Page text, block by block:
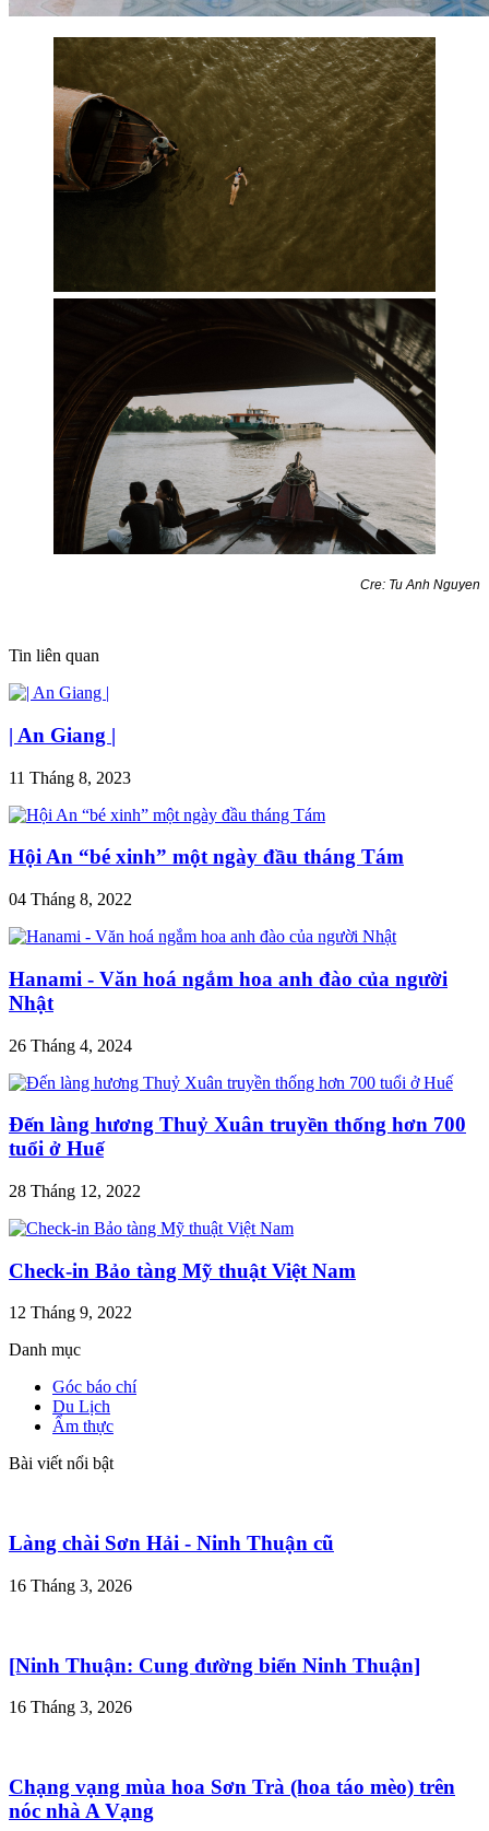
Cre: Tu Anh Nguyen
Tin liên quan
| An Giang |
11 Tháng 8, 2023
Hội An “bé xinh” một ngày đầu tháng Tám
04 Tháng 8, 2022
Hanami - Văn hoá ngắm hoa anh đào của người
Nhật
26 Tháng 4, 2024
Đến làng hương Thuỷ Xuân truyền thống hơn 700
tuổi ở Huế
28 Tháng 12, 2022
Check-in Bảo tàng Mỹ thuật Việt Nam
12 Tháng 9, 2022
Danh mục
Góc báo chí
Du Lịch
Ẩm thực
Bài viết nổi bật
Làng chài Sơn Hải - Ninh Thuận cũ
16 Tháng 3, 2026
[Ninh Thuận: Cung đường biển Ninh Thuận]
16 Tháng 3, 2026
Chạng vạng mùa hoa Sơn Trà (hoa táo mèo) trên
nóc nhà A Vạng